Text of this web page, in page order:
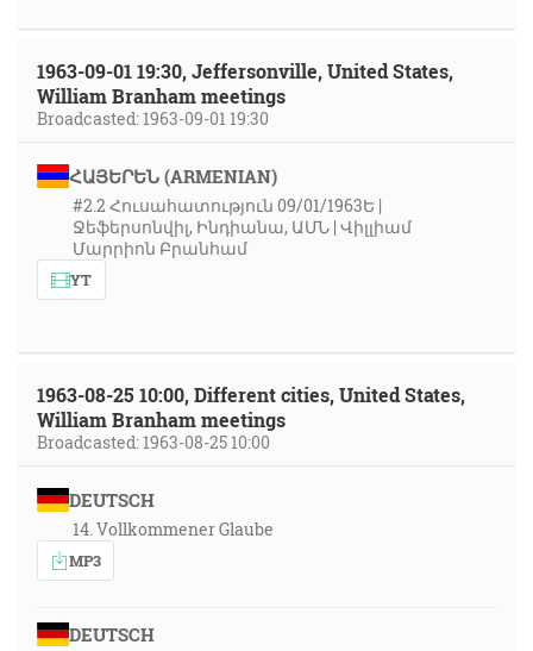
1963-09-01 19:30, Jeffersonville, United States,
William Branham meetings
Broadcasted: 1963-09-01 19:30
ՀԱՅԵՐԵՆ (ARMENIAN)
#2.2 Հուսահատություն 09/01/1963Ե |
Ջեֆերսոնվիլ, Ինդիանա, ԱՄՆ | Վիլլիամ
Մարրիոն Բրանհամ
YT
1963-08-25 10:00, Different cities, United States,
William Branham meetings
Broadcasted: 1963-08-25 10:00
DEUTSCH
14. Vollkommener Glaube
MP3
DEUTSCH